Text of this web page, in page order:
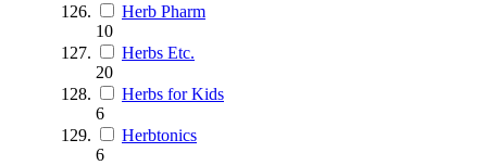
Herb Pharm
10
Herbs Etc.
20
Herbs for Kids
6
Herbtonics
6